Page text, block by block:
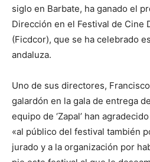
siglo en Barbate, ha ganado el
Dirección en el Festival de Cine
(Ficdcor), que se ha celebrado
andaluza.
Uno de sus directores,
galardón en la gala de entrega
equipo de ‘Zapal’ han
«al público del festival también
jurado y a la organización por